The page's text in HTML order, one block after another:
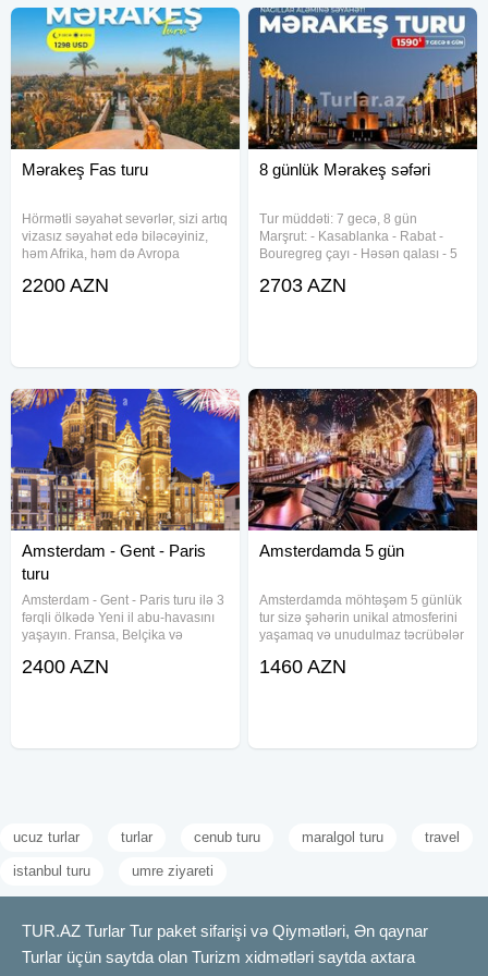
şəhərlərindən biri olan Fasa doğru yola düşmə
Gəldikdən sonra YUNESKO siyahısında olan Mədinəyə
bələdçili gəzinti turuna başlayın Mərakeşin mənəvi
məkanlarından Əl-Qaraviyyin Universitetini, dəri
zavodlarını, mədrəsələri və sənətkarların
məhəllələrini kəşf edin.
Mərakeş Fas turu
Hörmətli səyahət sevərlər, sizi artıq
vizasız səyahət edə biləcəyiniz,
həm Afrika, həm də Avropa
Qərb və Şərq mədəniyyətinin
2200 AZN
8 günlük Mərakeş səfəri
Tur müddəti: 7 gecə, 8 gün
Marşrut: - Kasablanka - Rabat -
Bouregreg çayı - Həsən qalası - 5
şəhər – Şafşavan - Babul-əl-
2703 AZN
Amsterdam - Gent - Paris
turu
Amsterdam - Gent - Paris turu ilə 3
fərqli ölkədə Yeni il abu-havasını
yaşayın. Fransa, Belçika və
zənginliklərini kəşf edərək
2400 AZN
Amsterdamda 5 gün
Amsterdamda möhtəşəm 5 günlük
tur sizə şəhərin unikal atmosferini
yaşamaq və unudulmaz təcrübələr
qiymətinə aşağıdakılar daxildir: -
1460 AZN
ucuz turlar turlar cenub turu maralgol turu travel
istanbul turu umre ziyareti
TUR.AZ Turlar Tur paket sifarişi və Qiymətləri, Ən qaynar
Turlar üçün saytda olan Turizm xidmətləri saytda axtara